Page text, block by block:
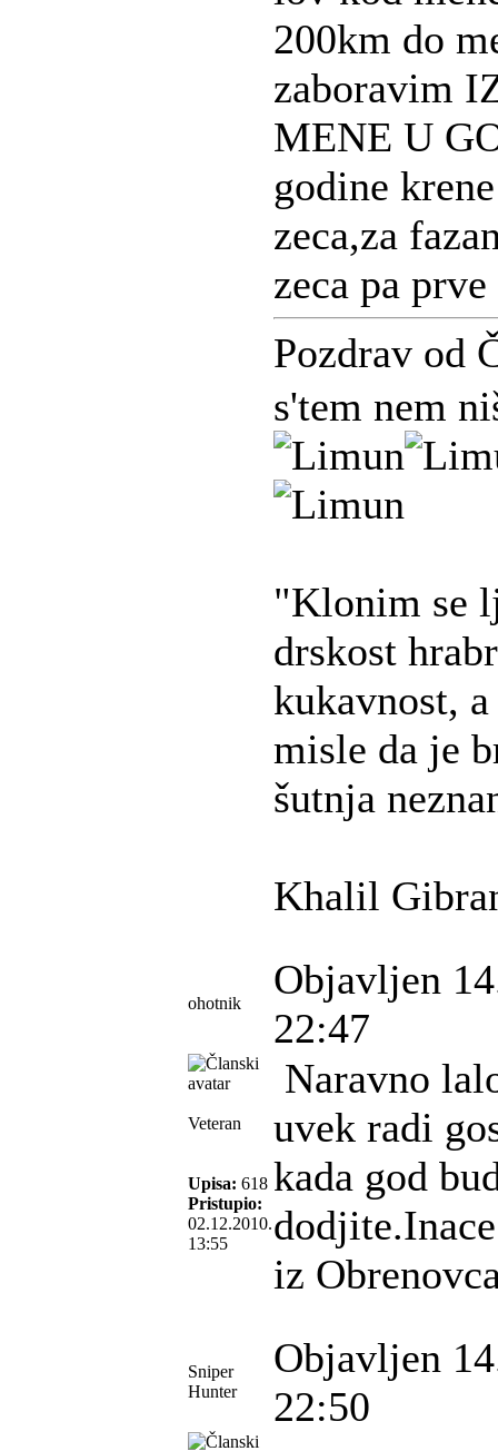
200km do
zaboravim
MENE U
godine
zeca,za
zeca pa
Pozdrav od
s'tem nem
"Klonim se
drskost
kukavnost,
misle da je
šutnja
Khalil
ohotnik
Objavljen
22:47
Veteran
Upisa: 618
Pristupio:
02.12.2010.
13:55
Naravno
uvek radi
kada god
iz
Sniper
Hunter
Objavljen
22:50